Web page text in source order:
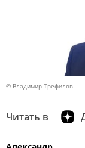
© Владимир Трефилов
Читать в